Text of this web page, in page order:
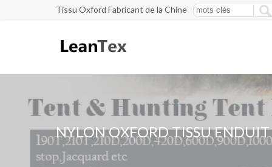
Tissu Oxford Fabricant de la Chine
NYLON OXFORD TISSU ENDUIT